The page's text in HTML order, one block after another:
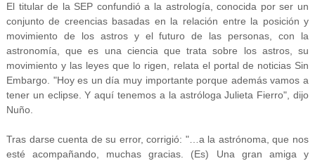
El titular de la SEP confundió a la astrología, conocida por ser un
conjunto de creencias basadas en la relación entre la posición y
movimiento de los astros y el futuro de las personas, con la
astronomía, que es una ciencia que trata sobre los astros, su
movimiento y las leyes que lo rigen, relata el portal de noticias Sin
Embargo. "Hoy es un día muy importante porque además vamos a
tener un eclipse. Y aquí tenemos a la astróloga Julieta Fierro", dijo
Nuño.
Tras darse cuenta de su error, corrigió: "…a la astrónoma, que nos
esté acompañando, muchas gracias. (Es) Una gran amiga y